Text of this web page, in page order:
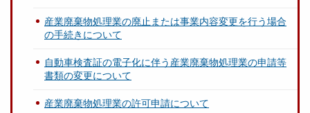
産業廃棄物処理業の廃止または事業内容変更を行う場合
の手続きについて
自動車検査証の電子化に伴う産業廃棄物処理業の申請等
書類の変更について
産業廃棄物処理業の許可申請について